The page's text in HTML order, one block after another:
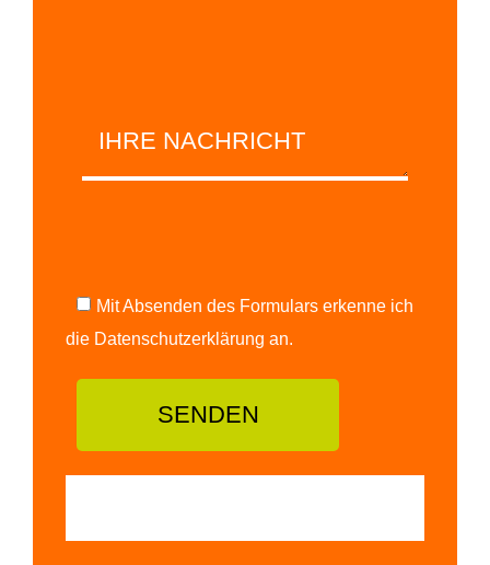
Mit Absenden des Formulars erkenne ich
die Datenschutzerklärung an.